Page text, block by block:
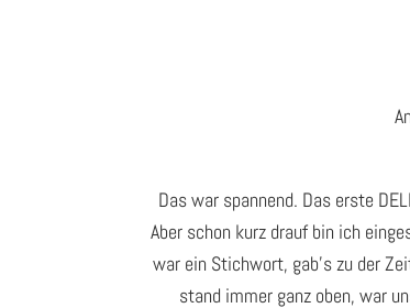
Das war spannend. Das erste
Aber schon kurz drauf bin ich
war ein Stichwort, gab’s zu der
stand immer ganz oben, war